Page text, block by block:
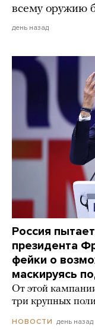
всему оружию
день назад
Россия
президента
фейки о
маскируясь
От этой
три крупных
НОВОСТИ день назад